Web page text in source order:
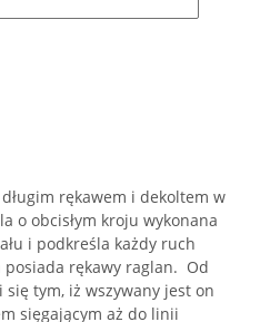
rękawem i dekoltem w
o obcisłym kroju wykonana
i podkreśla każdy ruch
posiada rękawy raglan. Od
tym, iż wszywany jest on
sięgającym aż do linii